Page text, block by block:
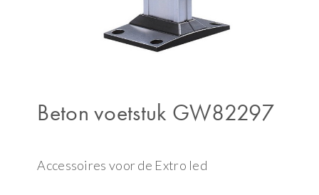
Beton voetstuk GW82297
Accessoires voor de Extro led